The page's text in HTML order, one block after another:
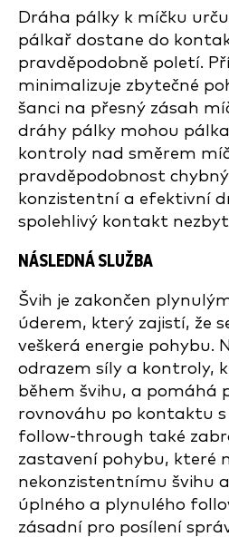
Dráha pálky k míčku
pálkař dostane do
pravděpodobně poletí.
minimalizuje zbytečné
šanci na přesný zásah
dráhy pálky mohou
kontroly nad směrem
pravděpodobnost
konzistentní a efektivní
spolehlivý kontakt
NÁSLEDNÁ SLUŽBA
Švih je zakončen
úderem, který zajistí, že
veškerá energie pohybu.
odrazem síly a kontroly,
během švihu, a pomáhá
rovnováhu po kontaktu s
follow-through také
zastavení pohybu, které
nekonzistentnímu švihu a
úplného a plynulého
zásadní pro posílení